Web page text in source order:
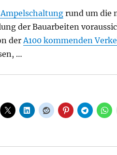
rund um die
der Bauarbeiten
derA100 kommenden
…